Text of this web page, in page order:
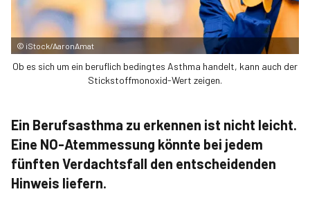
© iStock/AaronAmat
Ob es sich um ein beruflich bedingtes Asthma handelt, kann auch der
Stickstoffmonoxid-Wert zeigen.
Ein Berufsasthma zu erkennen ist nicht leicht.
Eine NO-Atemmessung könnte bei jedem
fünften Verdachtsfall den entscheidenden
Hinweis liefern.